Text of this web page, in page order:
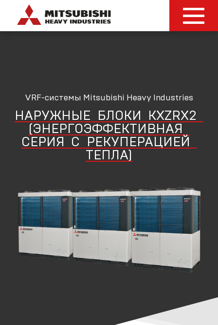
VRF-системы Mitsubishi Heavy Industries
НАРУЖНЫЕ БЛОКИ
KXZRX2
(ЭНЕРГОЭФФЕКТИВНАЯ
СЕРИЯ
С
РЕКУПЕРАЦИЕЙ
ТЕПЛА)